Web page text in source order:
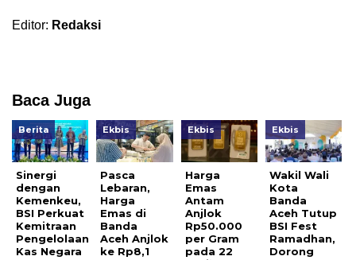
Editor: Redaksi
Baca Juga
Berita
Sinergi
dengan
Kemenkeu,
BSI Perkuat
Kemitraan
Pengelolaan
Kas Negara
Ekbis
Pasca
Lebaran,
Harga
Emas di
Banda
Aceh Anjlok
ke Rp8,1
Ekbis
Harga
Emas
Antam
Anjlok
Rp50.000
per Gram
pada 22
Ekbis
Wakil Wali
Kota
Banda
Aceh Tutup
BSI Fest
Ramadhan,
Dorong